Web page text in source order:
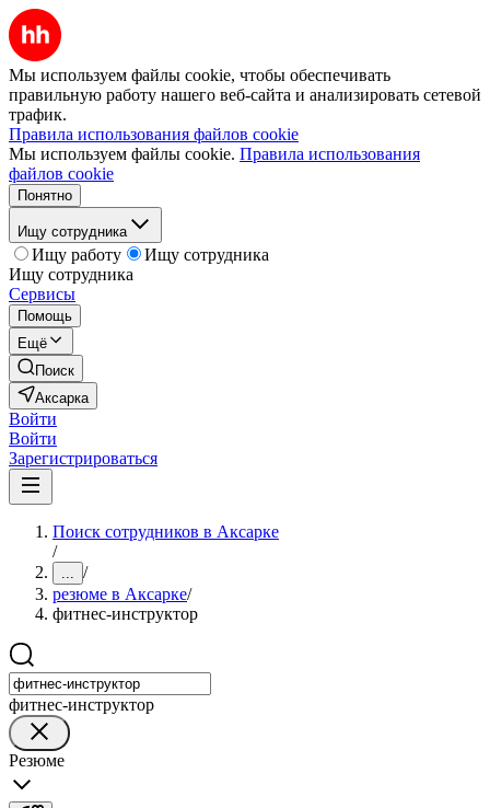
Мы используем файлы cookie, чтобы обеспечивать
правильную работу нашего веб-сайта и анализировать сетевой
трафик.
Правила использования файлов cookie
Мы используем файлы cookie. Правила использования
файлов cookie
Понятно
Ищу сотрудника
Ищу работу
Ищу сотрудника
Ищу сотрудника
Сервисы
Помощь
Ещё
Поиск
Аксарка
Войти
Войти
Зарегистрироваться
Поиск сотрудников в Аксарке
/
... /
резюме в Аксарке/
фитнес-инструктор
фитнес-инструктор
Резюме